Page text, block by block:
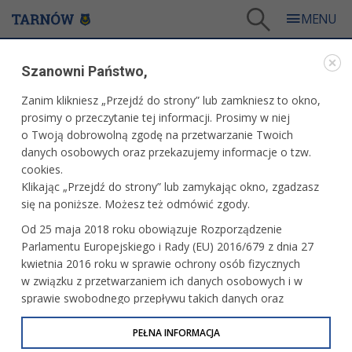
REJESTRACJA DZIAŁALNOŚCI
Rejestracja działalności gospodarczej - kroki
tel. 14 68 82 802, 14 68 82 803, 14 68 82 814 -
bezpośrednia informacja na temat rejestracji
działalności gospodarczej w Urzędzie Miasta
Tarnowa.
1. Wpis do Centralnej Ewidencji i Informacji
o Działalności Gospodarczej na wniosku CEIDG-1
Szanowni Państwo,
Zanim klikniesz „Przejdź do strony” lub zamkniesz to okno,
prosimy o przeczytanie tej informacji. Prosimy w niej
o Twoją dobrowolną zgodę na przetwarzanie Twoich
danych osobowych oraz przekazujemy informacje o tzw.
cookies.
Klikając „Przejdź do strony” lub zamykając okno, zgadzasz
się na poniższe. Możesz też odmówić zgody.
Od 25 maja 2018 roku obowiązuje Rozporządzenie
Parlamentu Europejskiego i Rady (EU) 2016/679 z dnia 27
kwietnia 2016 roku w sprawie ochrony osób fizycznych
w związku z przetwarzaniem ich danych osobowych i w
sprawie swobodnego przepływu takich danych oraz
uchylenia dyrektywy 95/46/WE (określane jako RODO, GDPR
lub Ogólne Rozporządzenie o Ochronie Danych
PEŁNA INFORMACJA